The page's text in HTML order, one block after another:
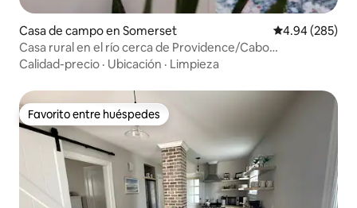
Casa de campo en Somerset Calificación
4.94 (285)
Casa rural en el río cerca de Providence/Cabo
Cod/Newport
Calidad-precio · Ubicación · Limpieza
Favorito entre huéspedes
Favorito entre huéspedes